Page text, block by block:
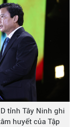
tỉnh Tây Ninh ghi
huyết của Tập